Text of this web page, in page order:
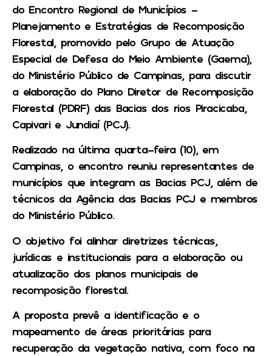
do Encontro Regional de Municípios –
Planejamento e Estratégias de Recomposição
Florestal, promovido pelo Grupo de Atuação
Especial de Defesa do Meio Ambiente (Gaema),
do Ministério Público de Campinas, para discutir
a elaboração do Plano Diretor de Recomposição
Florestal (PDRF) das Bacias dos rios Piracicaba,
Capivari e Jundiaí (PCJ).
Realizado na última quarta-feira (10), em
Campinas, o encontro reuniu representantes de
municípios que integram as Bacias PCJ, além de
técnicos da Agência das Bacias PCJ e membros
do Ministério Público.
O objetivo foi alinhar diretrizes técnicas,
jurídicas e institucionais para a elaboração ou
atualização dos planos municipais de
recomposição florestal.
A proposta prevê a identificação e o
mapeamento de áreas prioritárias para
recuperação da vegetação nativa, com foco na